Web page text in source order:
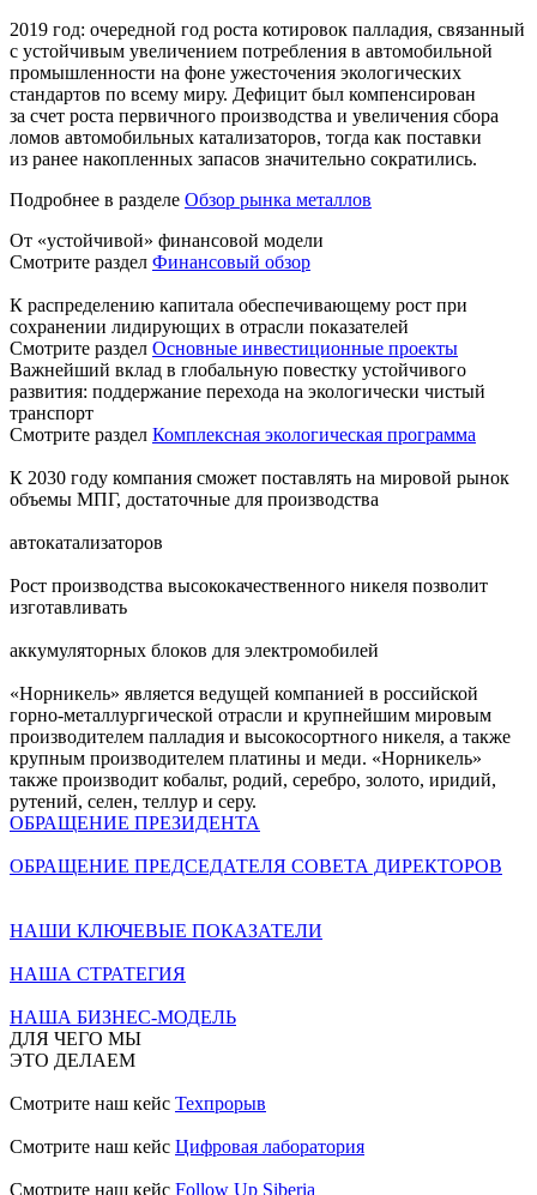
2019 год: очередной год роста котировок палладия, связанный
с устойчивым увеличением потребления в автомобильной
промышленности на фоне ужесточения экологических
стандартов по всему миру. Дефицит был компенсирован
за счет роста первичного производства и увеличения сбора
ломов автомобильных катализаторов, тогда как поставки
из ранее накопленных запасов значительно сократились.
Подробнее в разделе Обзор рынка металлов
От «устойчивой» финансовой модели
Смотрите раздел Финансовый обзор
К распределению капитала обеспечивающему рост при
сохранении лидирующих в отрасли показателей
Смотрите раздел Основные инвестиционные проекты
Важнейший вклад в глобальную повестку устойчивого
развития: поддержание перехода на экологически чистый
транспорт
Смотрите раздел Комплексная экологическая программа
К 2030 году компания сможет поставлять на мировой рынок
объемы МПГ, достаточные для производства
автокатализаторов
Рост производства высококачественного никеля позволит
изготавливать
аккумуляторных блоков для электромобилей
«Норникель» является ведущей компанией в российской
горно-металлургической отрасли и крупнейшим мировым
производителем палладия и высокосортного никеля, а также
крупным производителем платины и меди. «Норникель»
также производит кобальт, родий, серебро, золото, иридий,
рутений, селен, теллур и серу.
ОБРАЩЕНИЕ ПРЕЗИДЕНТА
ОБРАЩЕНИЕ ПРЕДСЕДАТЕЛЯ СОВЕТА ДИРЕКТОРОВ
НАШИ КЛЮЧЕВЫЕ ПОКАЗАТЕЛИ
НАША СТРАТЕГИЯ
НАША БИЗНЕС-МОДЕЛЬ
ДЛЯ ЧЕГО МЫ
ЭТО ДЕЛАЕМ
Смотрите наш кейс Техпрорыв
Смотрите наш кейс Цифровая лаборатория
Смотрите наш кейс Follow Up Siberia